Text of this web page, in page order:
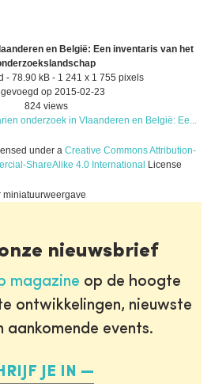
en België: Een inventaris van het
- 78.90 kB - 1 241 x 1 755 pixels
op 2015-02-23
824 views
onderzoek in Vlaanderen en België: Ee...
under aCreative Commons Attribution-
ShareAlike 4.0 International License
miniatuurweergave
nieuwsbrief
magazine op de hoogte
ontwikkelingen, nieuwste
aankomende events.
JE IN